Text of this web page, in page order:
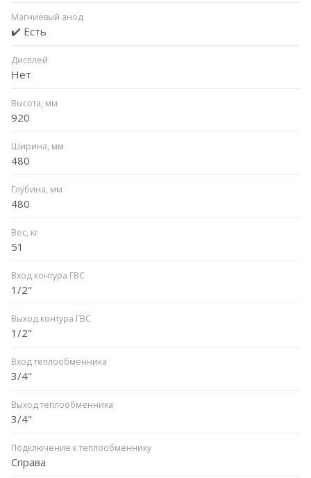
Магниевый анод
✔️ Есть
Дисплей
Нет
Высота, мм
920
Ширина, мм
480
Глубина, мм
480
Вес, кг
51
Вход контура ГВС
1/2"
Выход контура ГВС
1/2"
Вход теплообменника
3/4"
Выход теплообменника
3/4"
Подключение к теплообменнику
Справа